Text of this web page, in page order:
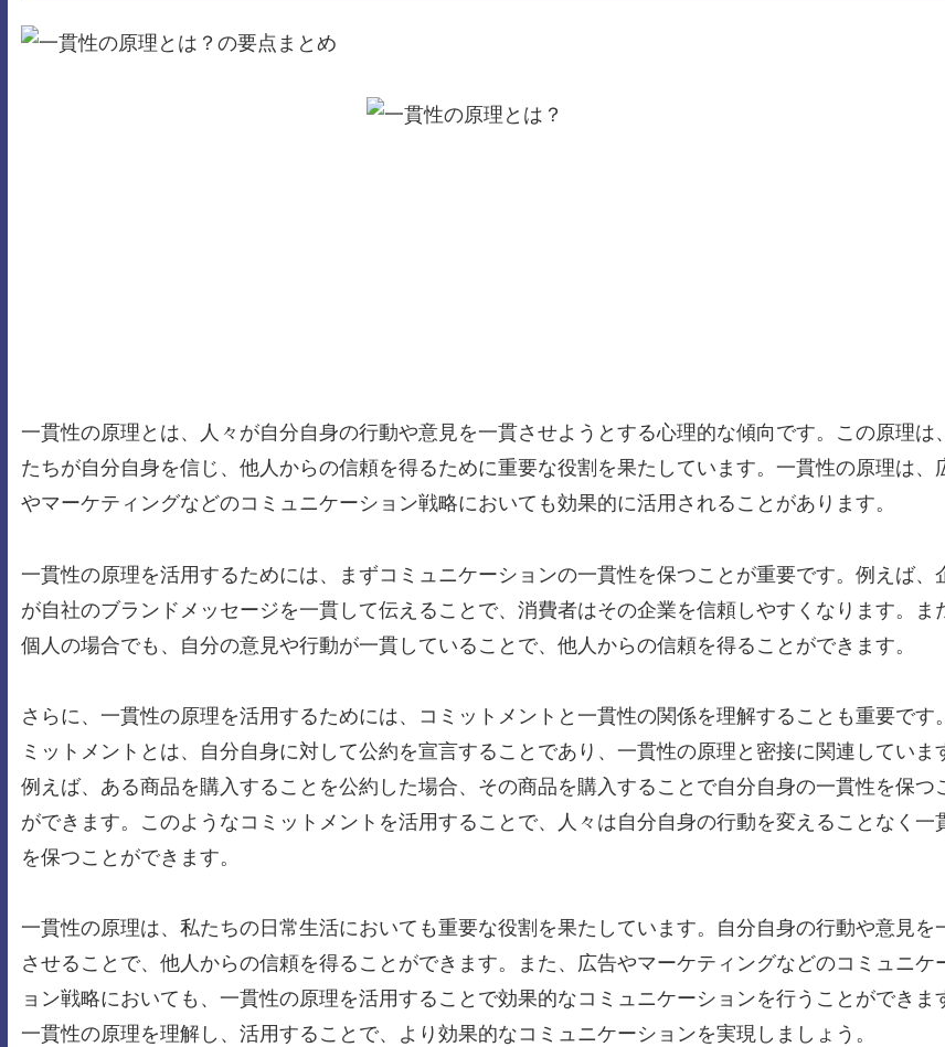
一貫性の原理とは、人々が自分自身の行動や意見を一貫させようとする心理的な傾向です。この原理は
たちが自分自身を信じ、他人からの信頼を得るために重要な役割を果たしています。一貫性の原理は、
やマーケティングなどのコミュニケーション戦略においても効果的に活用されることがあります。
一貫性の原理を活用するためには、まずコミュニケーションの一貫性を保つことが重要です。例えば、
が自社のブランドメッセージを一貫して伝えることで、消費者はその企業を信頼しやすくなります。ま
個人の場合でも、自分の意見や行動が一貫していることで、他人からの信頼を得ることができます。
さらに、一貫性の原理を活用するためには、コミットメントと一貫性の関係を理解することも重要です
ミットメントとは、自分自身に対して公約を宣言することであり、一貫性の原理と密接に関連していま
例えば、ある商品を購入することを公約した場合、その商品を購入することで自分自身の一貫性を保つ
ができます。このようなコミットメントを活用することで、人々は自分自身の行動を変えることなく一
を保つことができます。
一貫性の原理は、私たちの日常生活においても重要な役割を果たしています。自分自身の行動や意見を
させることで、他人からの信頼を得ることができます。また、広告やマーケティングなどのコミュニケ
ョン戦略においても、一貫性の原理を活用することで効果的なコミュニケーションを行うことができま
一貫性の原理を理解し、活用することで、より効果的なコミュニケーションを実現しましょう。